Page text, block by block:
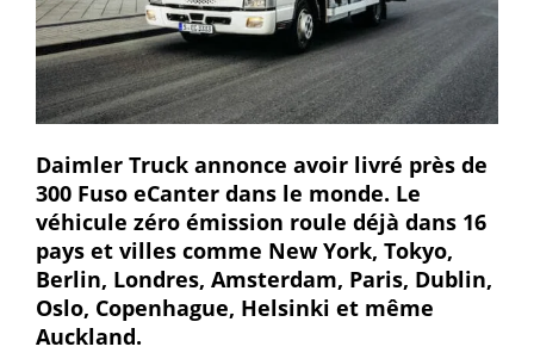
Daimler Truck annonce avoir livré près de
300 Fuso eCanter dans le monde. Le
véhicule zéro émission roule déjà dans 16
pays et villes comme New York, Tokyo,
Berlin, Londres, Amsterdam, Paris, Dublin,
Oslo, Copenhague, Helsinki et même
Auckland.